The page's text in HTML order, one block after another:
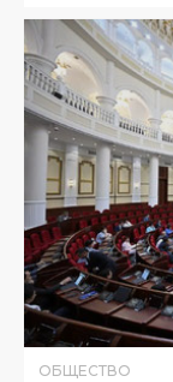
ОБЩЕСТВО